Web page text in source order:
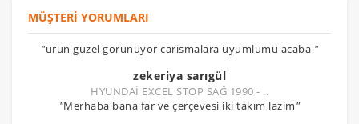
MÜŞTERI YORUMLARI
"ürün güzel görünüyor carismalara uyumlumu acaba "
zekeriya sarıgül
HYUNDAİ EXCEL STOP SAĞ 1990 - ..
"Merhaba bana far ve çerçevesi iki takım lazim"